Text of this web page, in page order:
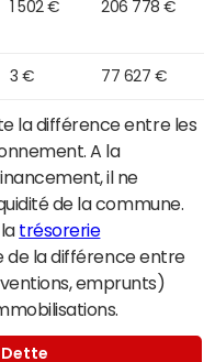
1 502 € 206 778 €
3 € 77 627 €
la différence entre les
A la
il ne
de la commune.
trésorerie
de la différence entre
emprunts)
Dette